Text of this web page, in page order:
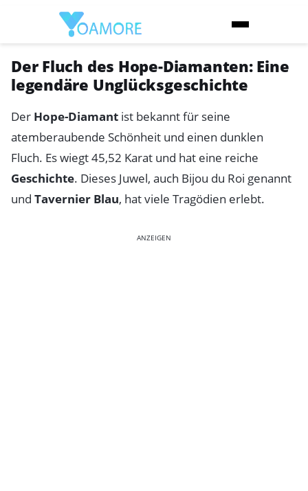
Der Fluch des Hope-Diamanten: Eine
legendäre Unglücksgeschichte
Der Hope-Diamant ist bekannt für seine
atemberaubende Schönheit und einen dunklen
Fluch. Es wiegt 45,52 Karat und hat eine reiche
Geschichte. Dieses Juwel, auch Bijou du Roi genannt
und Tavernier Blau, hat viele Tragödien erlebt.
ANZEIGEN